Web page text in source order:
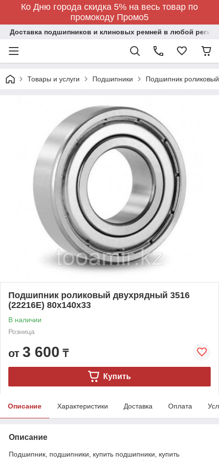
Ко Дню города скидка 5% на весь товар по
промокоду Промо5
Доставка подшипников и клиновых ремней в любой регион
Товары и услуги Подшипники Подшипник
Подшипник роликовый двухрядный 3516
(22216E) 80x140x33
В наличии
Розница
от 3 600 ₸
Купить
Описание Характеристики Доставка Оплата
Описание
Подшипник, подшипники, купить подшипники, купить